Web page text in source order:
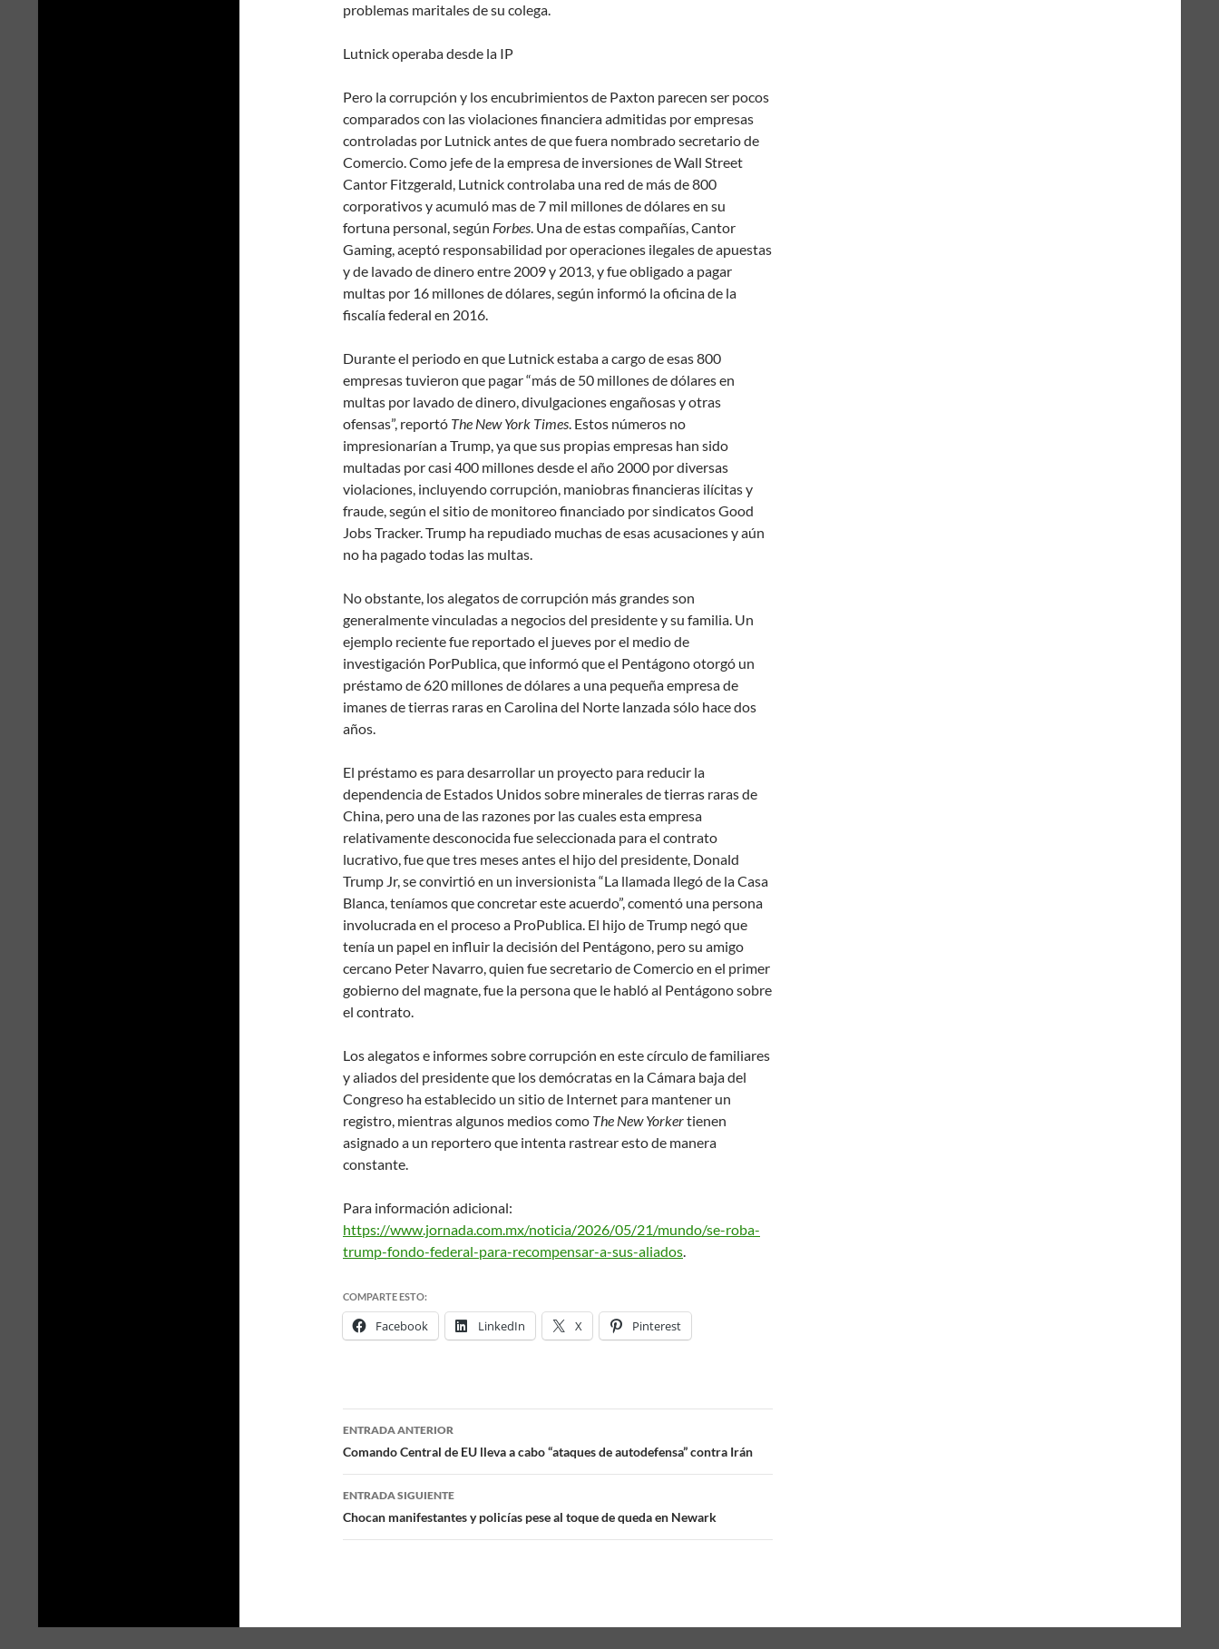
problemas maritales de su colega.
Lutnick operaba desde la IP
Pero la corrupción y los encubrimientos de Paxton parecen ser pocos
comparados con las violaciones financiera admitidas por empresas
controladas por Lutnick antes de que fuera nombrado secretario de
Comercio. Como jefe de la empresa de inversiones de Wall Street
Cantor Fitzgerald, Lutnick controlaba una red de más de 800
corporativos y acumuló mas de 7 mil millones de dólares en su
fortuna personal, según Forbes. Una de estas compañías, Cantor
Gaming, aceptó responsabilidad por operaciones ilegales de apuestas
y de lavado de dinero entre 2009 y 2013, y fue obligado a pagar
multas por 16 millones de dólares, según informó la oficina de la
fiscalía federal en 2016.
Durante el periodo en que Lutnick estaba a cargo de esas 800
empresas tuvieron que pagar “más de 50 millones de dólares en
multas por lavado de dinero, divulgaciones engañosas y otras
ofensas”, reportó The New York Times. Estos números no
impresionarían a Trump, ya que sus propias empresas han sido
multadas por casi 400 millones desde el año 2000 por diversas
violaciones, incluyendo corrupción, maniobras financieras ilícitas y
fraude, según el sitio de monitoreo financiado por sindicatos Good
Jobs Tracker. Trump ha repudiado muchas de esas acusaciones y aún
no ha pagado todas las multas.
No obstante, los alegatos de corrupción más grandes son
generalmente vinculadas a negocios del presidente y su familia. Un
ejemplo reciente fue reportado el jueves por el medio de
investigación PorPublica, que informó que el Pentágono otorgó un
préstamo de 620 millones de dólares a una pequeña empresa de
imanes de tierras raras en Carolina del Norte lanzada sólo hace dos
años.
El préstamo es para desarrollar un proyecto para reducir la
dependencia de Estados Unidos sobre minerales de tierras raras de
China, pero una de las razones por las cuales esta empresa
relativamente desconocida fue seleccionada para el contrato
lucrativo, fue que tres meses antes el hijo del presidente, Donald
Trump Jr, se convirtió en un inversionista “La llamada llegó de la Casa
Blanca, teníamos que concretar este acuerdo”, comentó una persona
involucrada en el proceso a ProPublica. El hijo de Trump negó que
tenía un papel en influir la decisión del Pentágono, pero su amigo
cercano Peter Navarro, quien fue secretario de Comercio en el primer
gobierno del magnate, fue la persona que le habló al Pentágono sobre
el contrato.
Los alegatos e informes sobre corrupción en este círculo de familiares
y aliados del presidente que los demócratas en la Cámara baja del
Congreso ha establecido un sitio de Internet para mantener un
registro, mientras algunos medios como The New Yorkertienen
asignado a un reportero que intenta rastrear esto de manera
constante.
Para información adicional:
https://www.jornada.com.mx/noticia/2026/05/21/mundo/se-roba-
trump-fondo-federal-para-recompensar-a-sus-aliados.
COMPARTE ESTO:
Facebook LinkedIn X Pinterest
Navegación
de
entradas
ENTRADA ANTERIOR
Comando Central de EU lleva a cabo “ataques de autodefensa” contra Irán
ENTRADA SIGUIENTE
Chocan manifestantes y policías pese al toque de queda en Newark